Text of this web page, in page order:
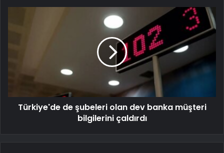
Türkiye'de de şubeleri olan dev banka müşteri
bilgilerini çaldırdı